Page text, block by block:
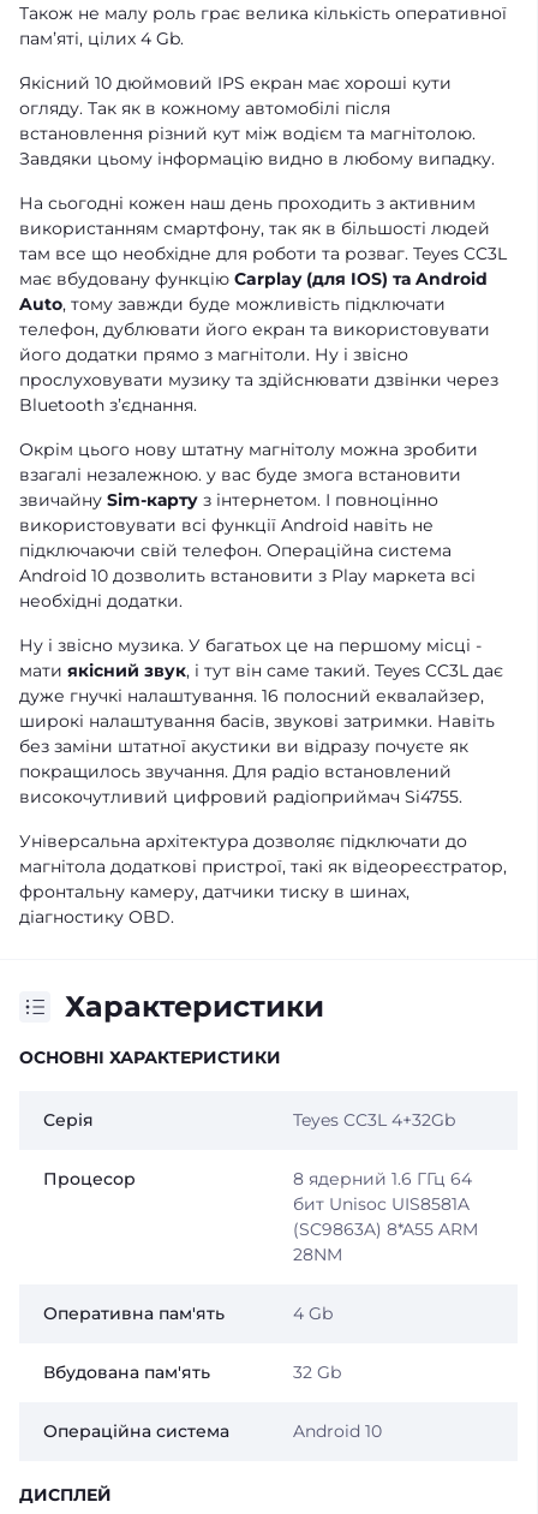
Також не малу роль грає велика кількість оперативної
памʼяті, цілих 4 Gb.
Якісний 10 дюймовий IPS екран має хороші кути
огляду. Так як в кожному автомобілі після
встановлення різний кут між водієм та магнітолою.
Завдяки цьому інформацію видно в любому випадку.
На сьогодні кожен наш день проходить з активним
використанням смартфону, так як в більшості людей
там все що необхідне для роботи та розваг. Teyes CC3L
має вбудовану функцію Carplay (для IOS) та Android
Auto, тому завжди буде можливість підключати
телефон, дублювати його екран та використовувати
його додатки прямо з магнітоли. Ну і звісно
прослуховувати музику та здійснювати дзвінки через
Bluetooth зʼєднання.
Окрім цього нову штатну магнітолу можна зробити
взагалі незалежною. у вас буде змога встановити
звичайну Sim-карту з інтернетом. І повноцінно
використовувати всі функції Android навіть не
підключаючи свій телефон. Операційна система
Android 10 дозволить встановити з Play маркета всі
необхідні додатки.
Ну і звісно музика. У багатьох це на першому місці -
мати якісний звук, і тут він саме такий. Teyes CC3L дає
дуже гнучкі налаштування. 16 полосний еквалайзер,
широкі налаштування басів, звукові затримки. Навіть
без заміни штатної акустики ви відразу почуєте як
покращилось звучання. Для радіо встановлений
високочутливий цифровий радіоприймач Si4755.
Універсальна архітектура дозволяє підключати до
магнітола додаткові пристрої, такі як відеореєстратор,
фронтальну камеру, датчики тиску в шинах,
діагностику OBD.
Характеристики
ОСНОВНІ ХАРАКТЕРИСТИКИ
Серія Teyes CC3L 4+32Gb
Процесор
8 ядерний 1.6 ГГц 64
бит Unisoc UIS8581A
(SC9863A) 8*A55 ARM
28NM
Оперативна пам'ять 4 Gb
Вбудована пам'ять 32 Gb
Операційна система Android 10
ДИСПЛЕЙ